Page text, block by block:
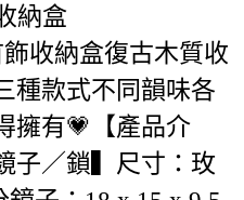
納盒
收納盒復古木質收
種款式不同韻味各
擁有💗【產品介
子／鎖▍尺寸：玫